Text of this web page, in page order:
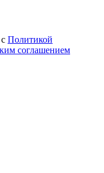
Политикой
соглашением